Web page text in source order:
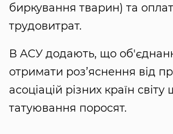
биркування тварин) та
трудовитрат.
В АСУ додають, що
отримати роз’яснення від
асоціацій різних країн
татуювання поросят.